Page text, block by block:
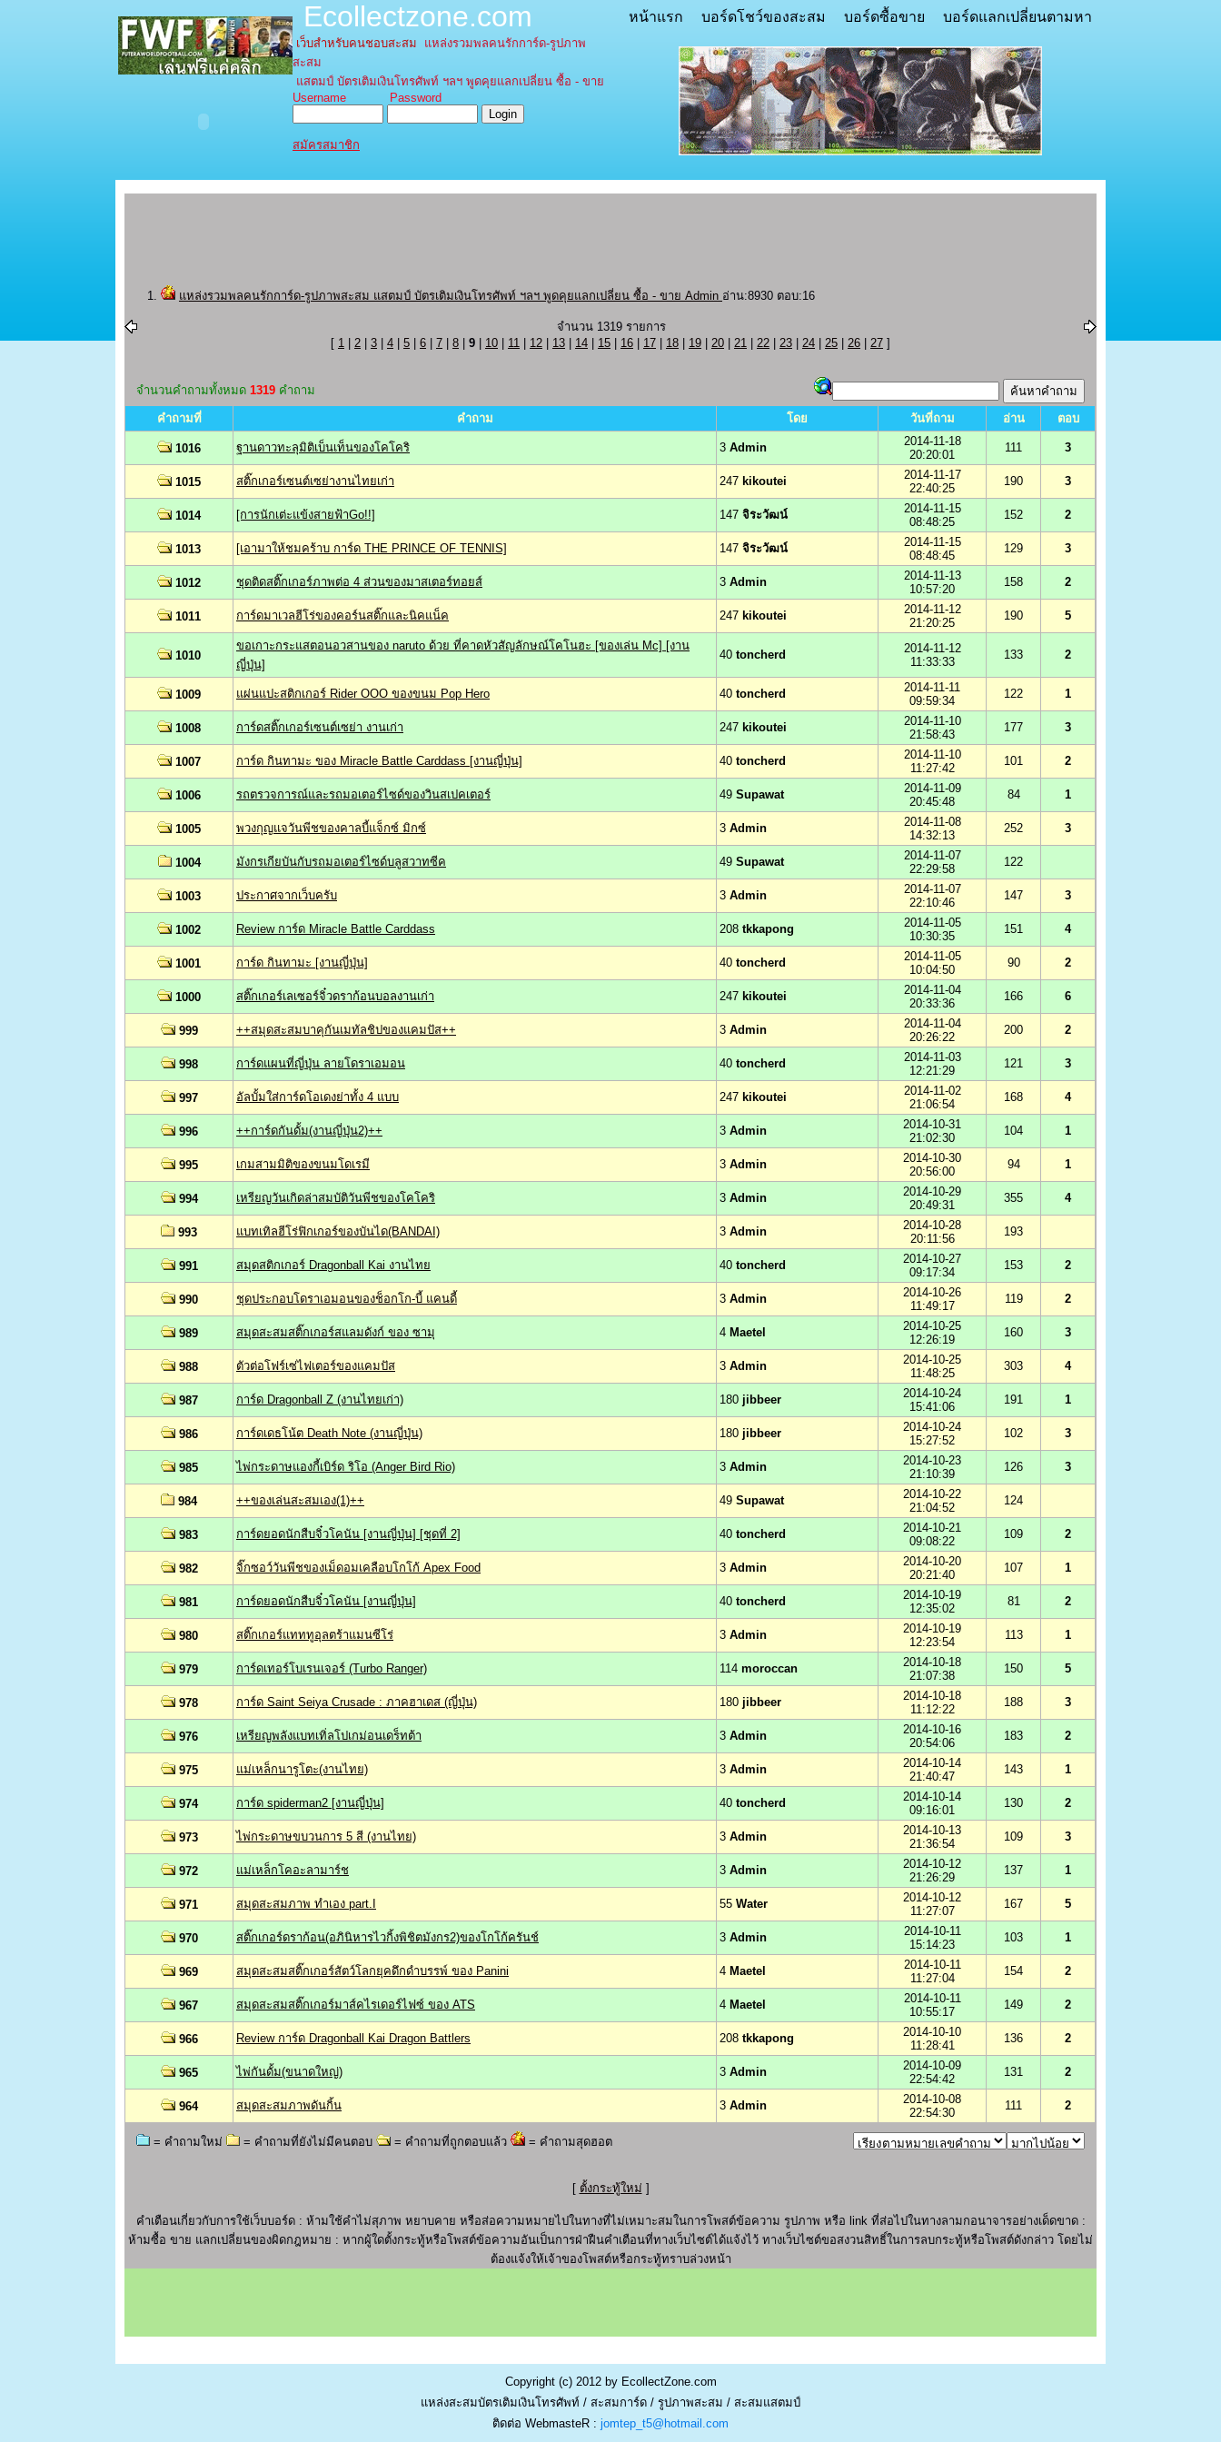
Ecollectzone.com หน้าแรก บอร์ดโชว์ของสะสม บอร์ดซื้อขาย บอร์ดแลกเปลี่ยนตามหา
เว็บสำหรับคนชอบสะสม แหล่งรวมพลคนรักการ์ด-รูปภาพ
สะสม
แสตมป์ บัตรเติมเงินโทรศัพท์ ฯลฯ พูดคุยแลกเปลี่ยน ซื้อ - ขาย
Username Password
สมัครสมาชิก
แหล่งรวมพลคนรักการ์ด-รูปภาพสะสม แสตมป์ บัตรเติมเงินโทรศัพท์ ฯลฯ พูดคุยแลกเปลี่ยน ซื้อ - ขาย Admin อ่าน:8930 ตอบ:16
จำนวน 1319 รายการ
[ 1 2 3 4 5 6 7 8 9 10 11 12 13 14 15 16 17 18 19 20 21 22 23 24 25 26 27 ]
จํานวนคำถามทั้งหมด 1319 คำถาม
คำถามที่ คำถาม โดย วันที่ถาม อ่าน ตอบ
1016 ฐานดาวทะลุมิติเบ็นเท็นของโคโคริ 3 Admin
2014-11-18
20:20:01
111 3
1015 สติ๊กเกอร์เซนต์เซย่างานไทยเก่า 247 kikoutei
2014-11-17
22:40:25
190 3
1014 [การนักเต่ะแข้งสายฟ้าGo!!] 147 จิระวัฒน์
2014-11-15
08:48:25
152 2
1013 [เอามาให้ชมคร้าบ การ์ด THE PRINCE OF TENNIS] 147 จิระวัฒน์
2014-11-15
08:48:45
129 3
1012 ชุดติดสติ๊กเกอร์ภาพต่อ 4 ส่วนของมาสเตอร์ทอยส์ 3 Admin
2014-11-13
10:57:20
158 2
1011 การ์ดมาเวลฮีโร่ของคอร์นสติ๊กและนิคแน็ค 247 kikoutei
2014-11-12
21:20:25
190 5
1010
ขอเกาะกระแสตอนอวสานของ naruto ด้วย ที่คาดหัวสัญลักษณ์โคโนฮะ [ของเล่น Mc] [งาน
ญี่ปุ่น]
40 toncherd
2014-11-12
11:33:33
133 2
1009 แผ่นแปะสติกเกอร์ Rider OOO ของขนม Pop Hero 40 toncherd
2014-11-11
09:59:34
122 1
1008 การ์ดสติ๊กเกอร์เซนต์เซย่า งานเก่า 247 kikoutei
2014-11-10
21:58:43
177 3
1007 การ์ด กินทามะ ของ Miracle Battle Carddass [งานญี่ปุ่น] 40 toncherd
2014-11-10
11:27:42
101 2
1006 รถตรวจการณ์และรถมอเตอร์ไซด์ของวินสเปคเตอร์ 49 Supawat
2014-11-09
20:45:48
84 1
1005 พวงกุญแจวันพีชของคาลบี้แจ็กซ์ มิกซ์ 3 Admin
2014-11-08
14:32:13
252 3
1004 มังกรเกียบันกับรถมอเตอร์ไซด์บลูสวาทซีค 49 Supawat
2014-11-07
22:29:58
122
1003 ประกาศจากเว็บครับ 3 Admin
2014-11-07
22:10:46
147 3
1002 Review การ์ด Miracle Battle Carddass 208 tkkapong
2014-11-05
10:30:35
151 4
1001 การ์ด กินทามะ [งานญี่ปุ่น] 40 toncherd
2014-11-05
10:04:50
90 2
1000 สติ๊กเกอร์เลเซอร์จิ๋วดราก้อนบอลงานเก่า 247 kikoutei
2014-11-04
20:33:36
166 6
999 ++สมุดสะสมบาคุกันเมทัลชิปของแคมปัส++ 3 Admin
2014-11-04
20:26:22
200 2
998 การ์ดแผนที่ญี่ปุ่น ลายโดราเอมอน 40 toncherd
2014-11-03
12:21:29
121 3
997 อัลบั้มใส่การ์ดโอเดงย่าทั้ง 4 แบบ 247 kikoutei
2014-11-02
21:06:54
168 4
996 ++การ์ดกันดั้ม(งานญี่ปุ่น2)++ 3 Admin
2014-10-31
21:02:30
104 1
995 เกมสามมิติของขนมโดเรมี 3 Admin
2014-10-30
20:56:00
94 1
994 เหรียญวันเกิดล่าสมบัติวันพีชของโคโคริ 3 Admin
2014-10-29
20:49:31
355 4
993 แบทเทิลฮีโร่ฟิกเกอร์ของบันได(BANDAI) 3 Admin
2014-10-28
20:11:56
193
991 สมุดสติกเกอร์ Dragonball Kai งานไทย 40 toncherd
2014-10-27
09:17:34
153 2
990 ชุดประกอบโดราเอมอนของช็อกโก-บี้ แคนดี้ 3 Admin
2014-10-26
11:49:17
119 2
989 สมุดสะสมสติ๊กเกอร์สแลมดังก์ ของ ซามุ 4 Maetel
2014-10-25
12:26:19
160 3
988 ตัวต่อโฟร์เซ่ไฟเตอร์ของแคมปัส 3 Admin
2014-10-25
11:48:25
303 4
987 การ์ด Dragonball Z (งานไทยเก่า) 180 jibbeer
2014-10-24
15:41:06
191 1
986 การ์ดเดธโน้ต Death Note (งานญี่ปุ่น) 180 jibbeer
2014-10-24
15:27:52
102 3
985 ไพ่กระดาษแองกี้เบิร์ด ริโอ (Anger Bird Rio) 3 Admin
2014-10-23
21:10:39
126 3
984 ++ของเล่นสะสมเอง(1)++ 49 Supawat
2014-10-22
21:04:52
124
983 การ์ดยอดนักสืบจิ๋วโคนัน [งานญี่ปุ่น] [ชุดที่ 2] 40 toncherd
2014-10-21
09:08:22
109 2
982 จิ๊กซอว์วันพีชของเม็ดอมเคลือบโกโก้ Apex Food 3 Admin
2014-10-20
20:21:40
107 1
981 การ์ดยอดนักสืบจิ๋วโคนัน [งานญี่ปุ่น] 40 toncherd
2014-10-19
12:35:02
81 2
980 สติ๊กเกอร์แทททูอุลตร้าแมนซีโร่ 3 Admin
2014-10-19
12:23:54
113 1
979 การ์ดเทอร์โบเรนเจอร์ (Turbo Ranger) 114 moroccan
2014-10-18
21:07:38
150 5
978 การ์ด Saint Seiya Crusade : ภาคฮาเดส (ญี่ปุ่น) 180 jibbeer
2014-10-18
11:12:22
188 3
976 เหรียญพลังแบทเทิ่ลโปเกม่อนเดร็ทต้า 3 Admin
2014-10-16
20:54:06
183 2
975 แม่เหล็กนารูโตะ(งานไทย) 3 Admin
2014-10-14
21:40:47
143 1
974 การ์ด spiderman2 [งานญี่ปุ่น] 40 toncherd
2014-10-14
09:16:01
130 2
973 ไพ่กระดาษขบวนการ 5 สี (งานไทย) 3 Admin
2014-10-13
21:36:54
109 3
972 แม่เหล็กโคอะลามาร์ช 3 Admin
2014-10-12
21:26:29
137 1
971 สมุดสะสมภาพ ทำเอง part.I 55 Water
2014-10-12
11:27:07
167 5
970 สติ๊กเกอร์ดราก้อน(อภินิหารไวกิ้งพิชิตมังกร2)ของโกโก้ครันช์ 3 Admin
2014-10-11
15:14:23
103 1
969 สมุดสะสมสติ๊กเกอร์สัตว์โลกยุคดึกดำบรรพ์ ของ Panini 4 Maetel
2014-10-11
11:27:04
154 2
967 สมุดสะสมสติ๊กเกอร์มาส์คไรเดอร์ไฟซ์ ของ ATS 4 Maetel
2014-10-11
10:55:17
149 2
966 Review การ์ด Dragonball Kai Dragon Battlers 208 tkkapong
2014-10-10
11:28:41
136 2
965 ไพ่กันดั้ม(ขนาดใหญ่) 3 Admin
2014-10-09
22:54:42
131 2
964 สมุดสะสมภาพดันกิ้น 3 Admin
2014-10-08
22:54:30
111 2
= คำถามใหม่ = คำถามที่ยังไม่มีคนตอบ = คำถามที่ถูกตอบแล้ว = คำถามสุดฮอต
[ ตั้งกระทู้ใหม่ ]
คำเตือนเกี่ยวกับการใช้เว็บบอร์ด : ห้ามใช้คำไม่สุภาพ หยาบคาย หรือส่อความหมายไปในทางที่ไม่เหมาะสมในการโพสต์ข้อความ รูปภาพ หรือ link ที่ส่อไปในทางลามกอนาจารอย่างเด็ดขาด :
ห้ามซื้อ ขาย แลกเปลี่ยนของผิดกฎหมาย : หากผู้ใดตั้งกระทู้หรือโพสต์ข้อความอันเป็นการฝ่าฝืนคำเตือนที่ทางเว็บไซต์ได้แจ้งไว้ ทางเว็บไซต์ขอสงวนสิทธิ์ในการลบกระทู้หรือโพสต์ดังกล่าว โดยไม่
ต้องแจ้งให้เจ้าของโพสต์หรือกระทู้ทราบล่วงหน้า
Copyright (c) 2012 by EcollectZone.com
แหล่งสะสมบัตรเติมเงินโทรศัพท์ / สะสมการ์ด / รูปภาพสะสม / สะสมแสตมป์
ติดต่อ WebmasteR : jomtep_t5@hotmail.com